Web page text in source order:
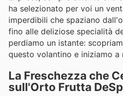
ha selezionato per voi un
imperdibili che spaziano
fino alle deliziose specialità
perdiamo un istante:
questo volantino e iniziamo a
La Freschezza che
sull'Orto Frutta